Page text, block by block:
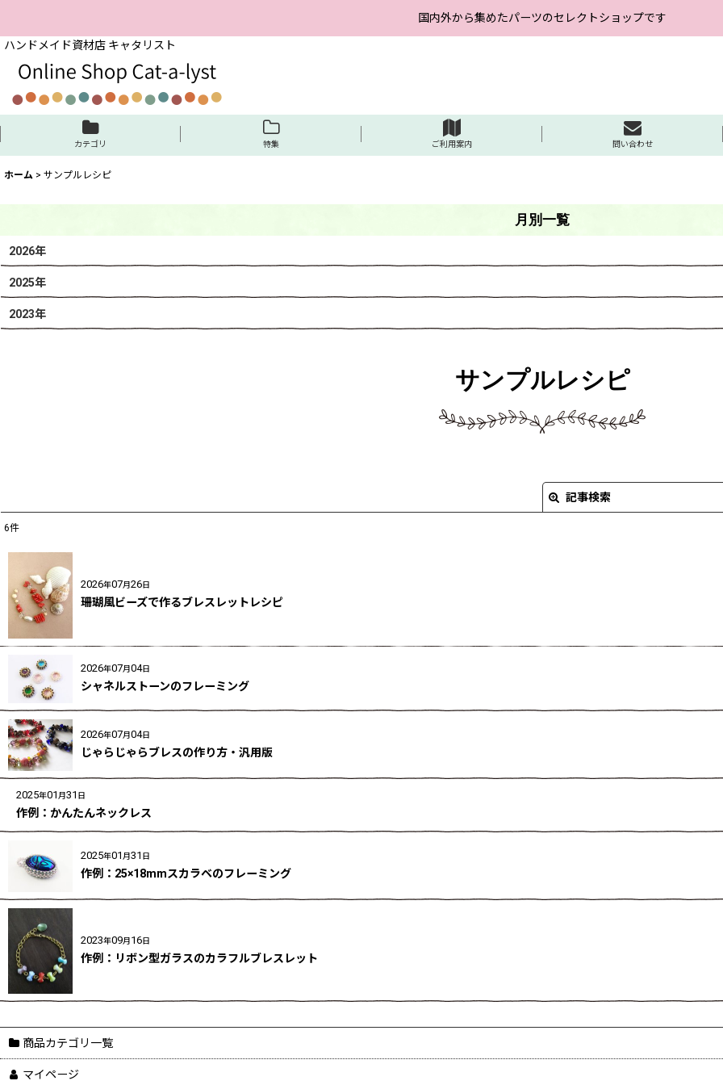
国内外から集めたパーツのセレクトショップです
ハンドメイド資材店 キャタリスト
カテゴリ 特集 ご利用案内 問い合わせ
ホーム > サンプルレシピ
サンプルレシピ
記事検索
カテゴリ:
6件
2026年07月26日
珊瑚風ビーズで作るブレスレットレシピ
2026年07月04日
シャネルストーンのフレーミング
2026年07月04日
じゃらじゃらブレスの作り方・汎用版
2025年01 月31 日
作例：かんたんネックレス
2025年01 月31 日
作例：25×18mmスカラベのフレーミング
2023年09月 16日
作例：リボン型ガラスのカラフルブレスレット
月別一覧
2026年
2025年
2023年
商品カテゴリ一覧
マイページ